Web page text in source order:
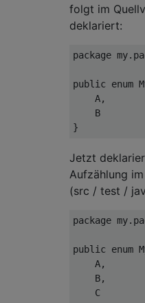
folgt im
deklariert:
package my.
public enum
    A,
    B
Jetzt
Aufzählung
(src / test /
package my.
public enum
    A,
    B,
    C